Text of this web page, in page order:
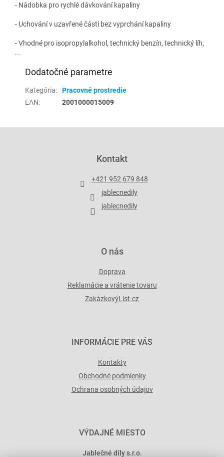
- Nádobka pro rychlé dávkování kapaliny
- Uchování v uzavřené části bez vyprchání kapaliny
- Vhodné pro isopropylalkohol, technický benzín, technický líh,
...
Dodatočné parametre
Kategória:
Pracovné prostredie
EAN: 2001000015009
Kontakt
+421 952 679 848
jablecnedily
jablecnedily
O nás
Doprava
Reklamácie a vrátenie tovaru
ZakázkovýList.cz
INFORMÁCIE PRE VÁS
Kontakty
Obchodné podmienky
Ochrana osobných údajov
VÝDAJNÉ MIESTO
Jablečné díly s.r.o.